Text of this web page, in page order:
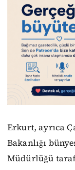
Erkurt, ayrıca
Bakanlığı
Müdürlüğü